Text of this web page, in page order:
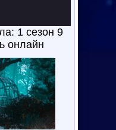
1 сезон 9
онлайн